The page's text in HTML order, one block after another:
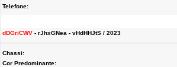
Telefone:
dDGriCWV - rJhxGNea - vHdHHJtS / 2023
Chassi:
Cor Predominante: